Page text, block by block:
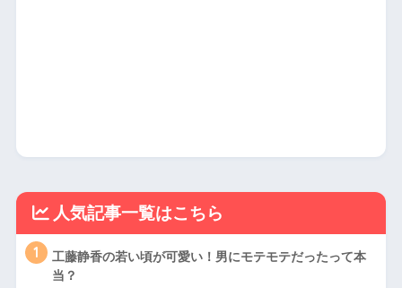
人気記事一覧はこちら
1
工藤静香の若い頃が可愛い！男にモテモテだったって本
当？